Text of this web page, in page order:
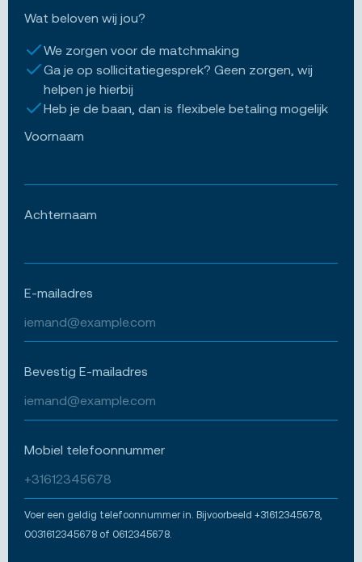
Wat beloven wij jou?
We zorgen voor de matchmaking
Ga je op sollicitatiegesprek? Geen zorgen, wij
helpen je hierbij
Heb je de baan, dan is flexibele betaling mogelijk
Voornaam
Achternaam
E-mailadres
Bevestig E-mailadres
Mobiel telefoonnummer
Voer een geldig telefoonnummer in. Bijvoorbeeld +31612345678,
0031612345678 of 0612345678.